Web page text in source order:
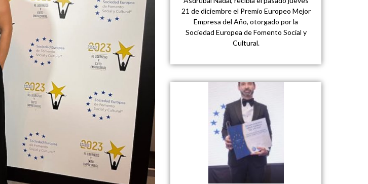
21 de diciembre el Premio Europeo Mejor
Empresa del Año, otorgado por la
Sociedad Europea de Fomento Social y
Cultural.